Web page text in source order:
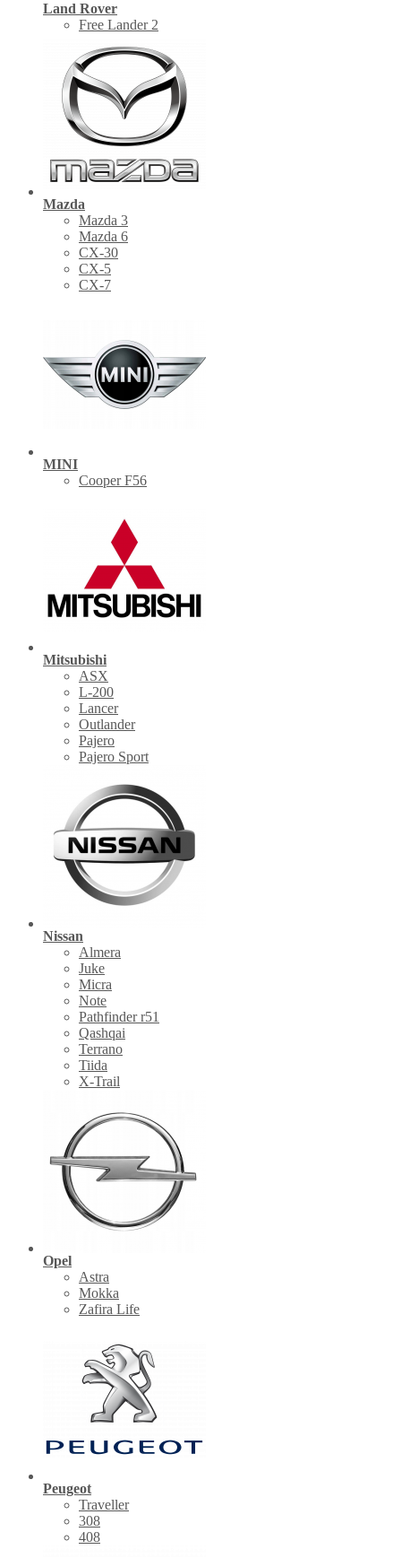
Land Rover
Free Lander 2
Mazda
Mazda 3
Mazda 6
CX-30
СХ-5
CX-7
MINI
Cooper F56
Mitsubishi
ASX
L-200
Lancer
Outlander
Pajero
Pajero Sport
Nissan
Almera
Juke
Micra
Note
Pathfinder r51
Qashqai
Terrano
Tiida
X-Trail
Opel
Astra
Mokka
Zafira Life
Peugeot
Traveller
308
408